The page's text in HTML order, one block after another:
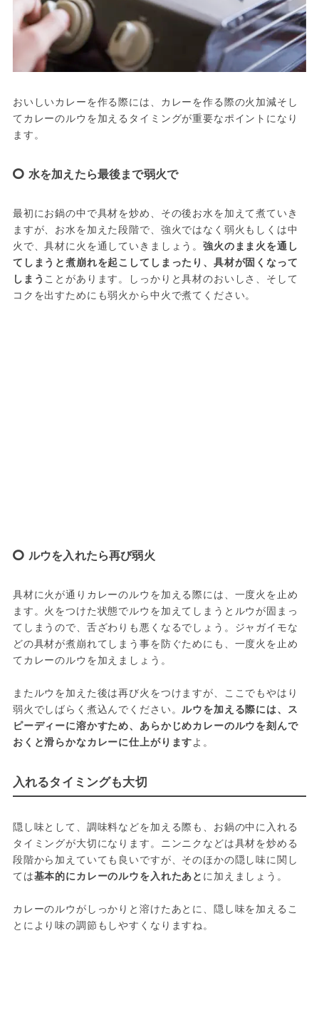
おいしいカレーを作る際には、カレーを作る際の火加減そし
てカレーのルウを加えるタイミングが重要なポイントになり
水を加えたら最後まで弱火で
最初にお鍋の中で具材を炒め、その後お水を加えて煮ていき
ますが、お水を加えた段階で、強火ではなく弱火もしくは中
火で、具材に火を通していきましょう。強火のまま火を通し
てしまうと煮崩れを起こしてしまったり、具材が固くなって
しまう ことがあります。しっかりと具材のおいしさ、そして
ルウを入れたら再び弱火
具材に火が通りカレーのルウを加える際には、一度火を止め
ます。火をつけた状態でルウを加えてしまうとルウが固まっ
てしまうので、舌ざわりも悪くなるでしょう。ジャガイモな
どの具材が煮崩れてしまう事を防ぐためにも、一度火を止め
てカレーのルウを加えましょう。
またルウを加えた後は再び火をつけますが、ここでもやはり
弱火でしばらく煮込んでください。ルウを加える際には、ス
ピーディーに溶かすため、あらかじめカレーのルウを刻んで
おくと滑らかなカレーに仕上がりますよ。
入れるタイミングも大切
隠し味として、調味料などを加える際も、お鍋の中に入れる
タイミングが大切になります。ニンニクなどは具材を炒める
段階から加えていても良いですが、そのほかの隠し味に関し
ては基本的にカレーのルウを入れたあと に加えましょう。
カレーのルウがしっかりと溶けたあとに、隠し味を加えるこ
とにより味の調節もしやすくなりますね。